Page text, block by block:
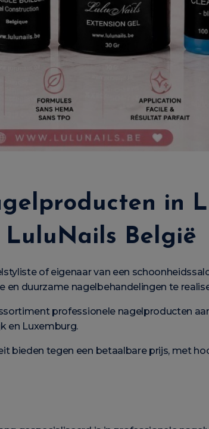
in
LuluNails België
of eigenaar van een
duurzame nagelbehandelingen te
professionele nagelproducten
en Luxemburg.
bieden tegen een betaalbare prijs, met